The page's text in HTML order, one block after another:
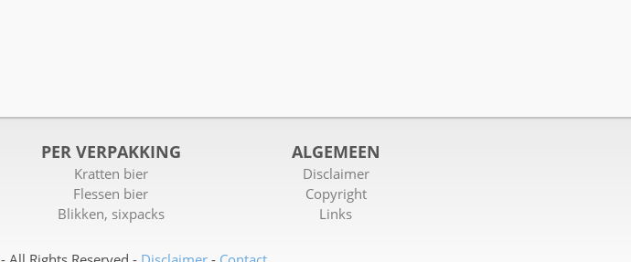
PER VERPAKKING
Kratten bier
Flessen bier
Blikken, sixpacks
ALGEMEEN
Disclaimer
Copyright
Links